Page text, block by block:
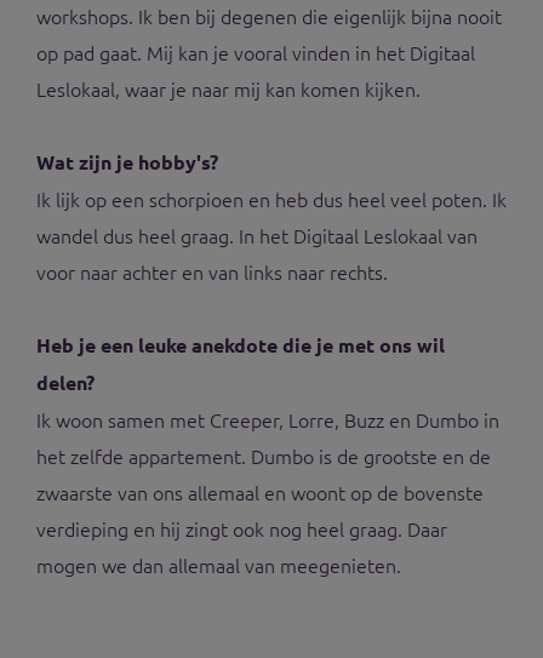
workshops. Ik ben bij degenen die eigenlijk bijna nooit
op pad gaat. Mij kan je vooral vinden in het Digitaal
Leslokaal, waar je naar mij kan komen kijken.
Wat zijn je hobby's?
Ik lijk op een schorpioen en heb dus heel veel poten. Ik
wandel dus heel graag. In het Digitaal Leslokaal van
voor naar achter en van links naar rechts.
Heb je een leuke anekdote die je met ons wil
delen?
Ik woon samen met Creeper, Lorre, Buzz en Dumbo in
het zelfde appartement. Dumbo is de grootste en de
zwaarste van ons allemaal en woont op de bovenste
verdieping en hij zingt ook nog heel graag. Daar
mogen we dan allemaal van meegenieten.